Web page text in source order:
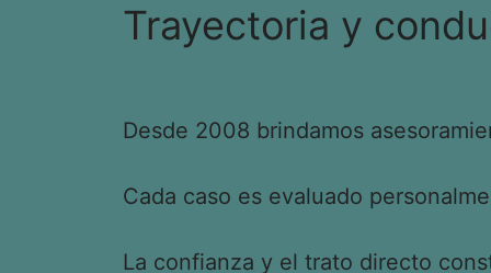
Trayectoria y
Desde 2008 brindamos
Cada caso es evaluado
La confianza y el trato directo